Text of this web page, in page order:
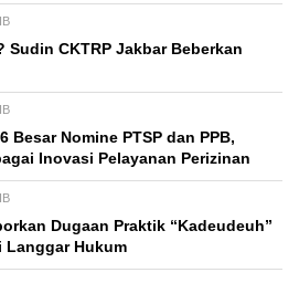
Sudin CKTRP Jakbar Beberkan
Besar Nomine PTSP dan PPB,
Inovasi Pelayanan Perizinan
Dugaan Praktik “Kadeudeuh”
Langgar Hukum